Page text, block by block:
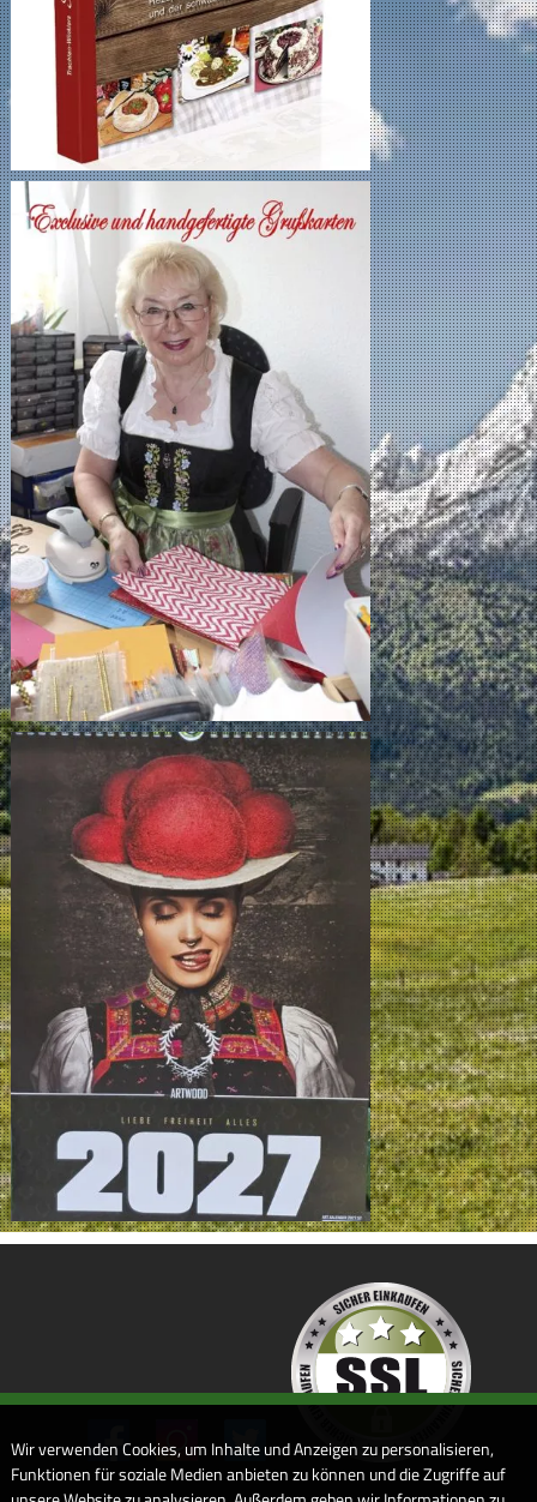
Wir verwenden Cookies, um Inhalte und Anzeigen zu personalisieren,
Funktionen für soziale Medien anbieten zu können und die Zugriffe auf